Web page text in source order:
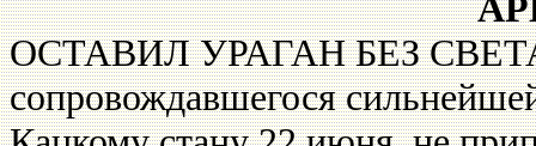
ОСТАВИЛ УРАГАН БЕЗ СВЕТА.
сопровождавшегося